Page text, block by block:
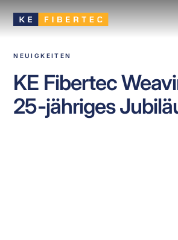
NEUIGKEITEN
KE Fibertec
25-jähriges